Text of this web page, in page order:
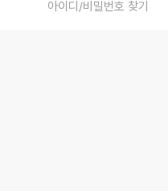
아이디/비밀번호 찾기